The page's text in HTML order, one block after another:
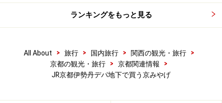
ランキングをもっと見る
All About > 旅行 > 国内旅行 > 関西の観光・旅行
>
京都の観光・旅行
> 京都関連情報
>
JR京都伊勢丹デパ地下で買う京みやげ